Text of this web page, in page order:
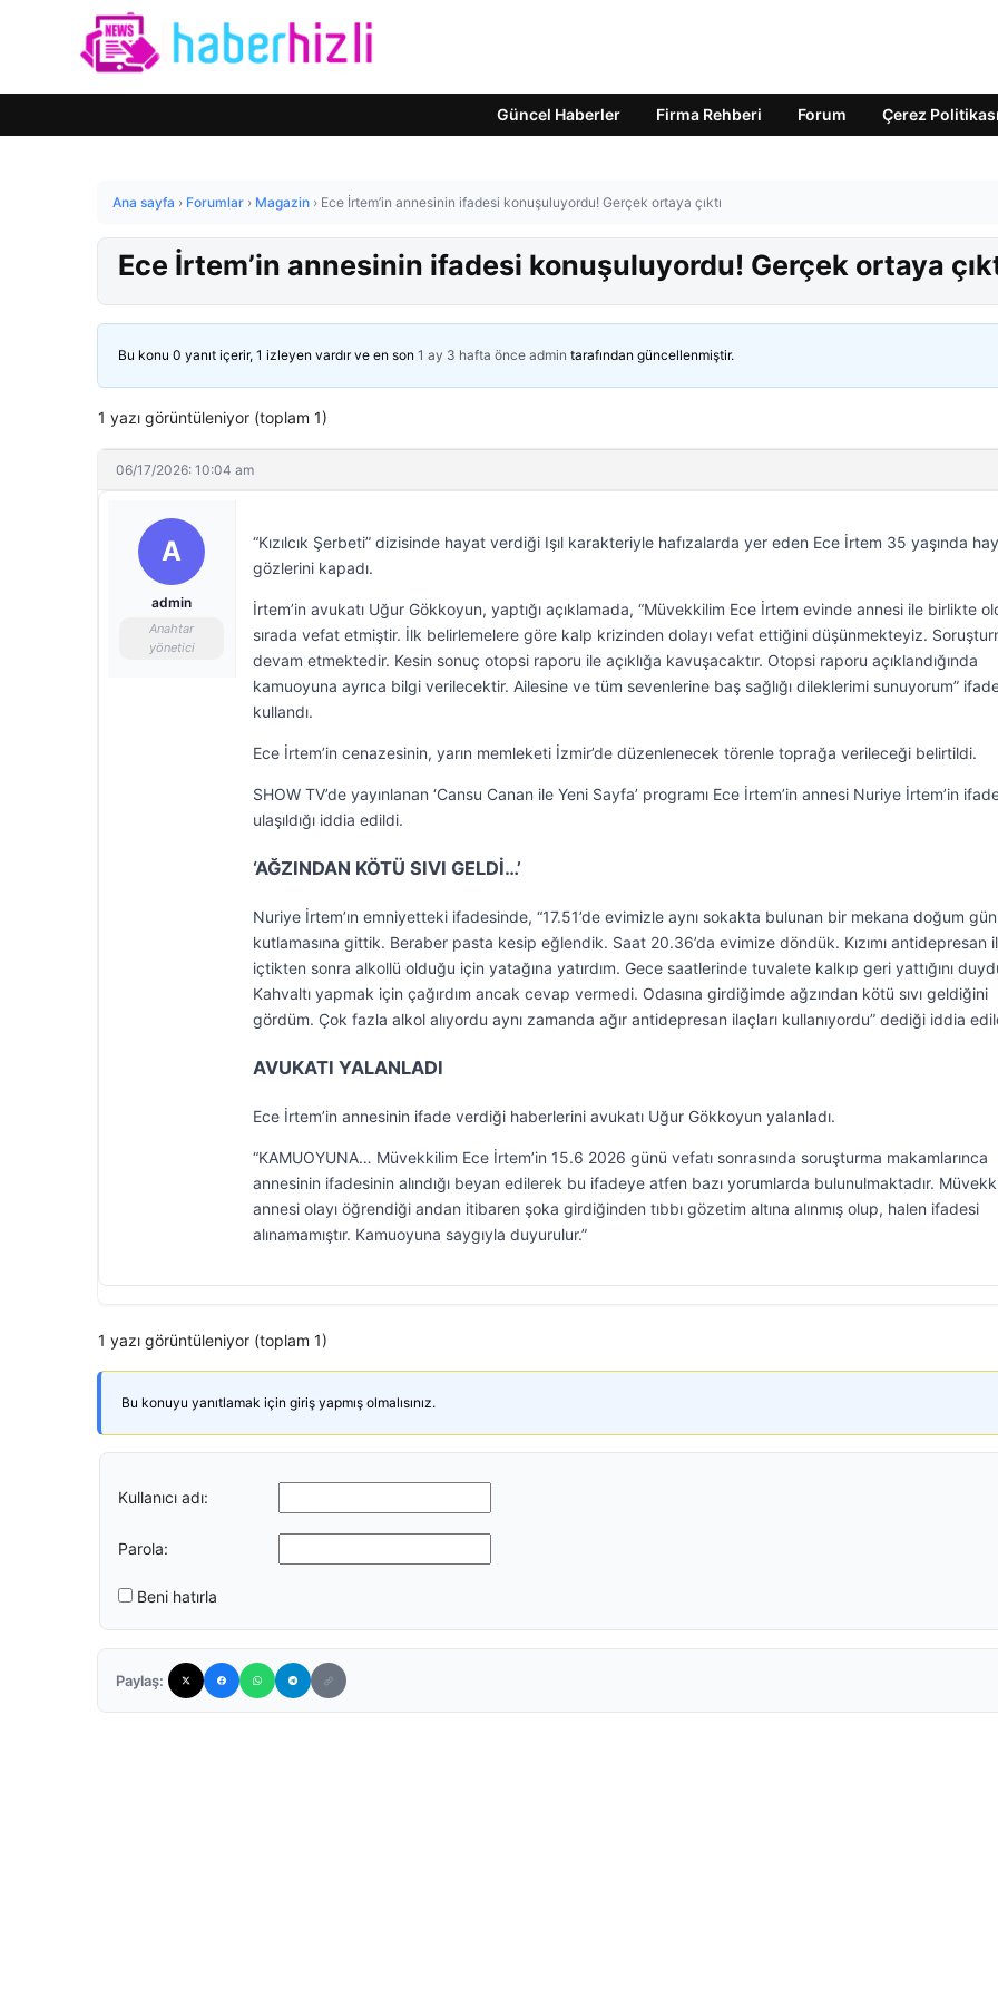
Güncel Haberler Firma Rehberi Forum Çerez Politikası
Ana sayfa › Forumlar › Magazin › Ece İrtem’in annesinin ifadesi konuşuluyordu! Gerçek ortaya çıktı
Ece İrtem’in annesinin ifadesi konuşuluyordu! Gerçek ortaya
Bu konu 0 yanıt içerir, 1 izleyen vardır ve en son 1 ay 3 hafta önce admin tarafından güncellenmiştir.
1 yazı görüntüleniyor (toplam 1)
06/17/2026: 10:04 am
A
admin
Anahtar
yönetici
“Kızılcık Şerbeti” dizisinde hayat verdiği Işıl karakteriyle hafızalarda yer eden Ece İrtem 35 yaşında
gözlerini kapadı.
İrtem’in avukatı Uğur Gökkoyun, yaptığı açıklamada, “Müvekkilim Ece İrtem evinde annesi ile birlikte
sırada vefat etmiştir. İlk belirlemelere göre kalp krizinden dolayı vefat ettiğini düşünmekteyiz.
devam etmektedir. Kesin sonuç otopsi raporu ile açıklığa kavuşacaktır. Otopsi raporu açıklandığında
kamuoyuna ayrıca bilgi verilecektir. Ailesine ve tüm sevenlerine baş sağlığı dileklerimi sunuyorum”
kullandı.
Ece İrtem’in cenazesinin, yarın memleketi İzmir’de düzenlenecek törenle toprağa verileceği belirtildi.
SHOW TV’de yayınlanan ‘Cansu Canan ile Yeni Sayfa’ programı Ece İrtem’in annesi Nuriye İrtem’in
ulaşıldığı iddia edildi.
‘AĞZINDAN KÖTÜ SIVI GELDİ…’
Nuriye İrtem’ın emniyetteki ifadesinde, “17.51’de evimizle aynı sokakta bulunan bir mekana doğum
kutlamasına gittik. Beraber pasta kesip eğlendik. Saat 20.36’da evimize döndük. Kızımı antidepresan
içtikten sonra alkollü olduğu için yatağına yatırdım. Gece saatlerinde tuvalete kalkıp geri yattığını
Kahvaltı yapmak için çağırdım ancak cevap vermedi. Odasına girdiğimde ağzından kötü sıvı geldiğini
gördüm. Çok fazla alkol alıyordu aynı zamanda ağır antidepresan ilaçları kullanıyordu” dediği iddia
AVUKATI YALANLADI
Ece İrtem’in annesinin ifade verdiği haberlerini avukatı Uğur Gökkoyun yalanladı.
“KAMUOYUNA… Müvekkilim Ece İrtem’in 15.6 2026 günü vefatı sonrasında soruşturma makamlarınca
annesinin ifadesinin alındığı beyan edilerek bu ifadeye atfen bazı yorumlarda bulunulmaktadır.
annesi olayı öğrendiği andan itibaren şoka girdiğinden tıbbı gözetim altına alınmış olup, halen ifadesi
alınamamıştır. Kamuoyuna saygıyla duyurulur.”
1 yazı görüntüleniyor (toplam 1)
Bu konuyu yanıtlamak için giriş yapmış olmalısınız.
Kullanıcı adı:
Parola:
Beni hatırla
Paylaş: